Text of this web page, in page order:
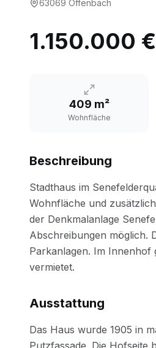
63069 Offenbach
1.150.000 €
409 m²
Wohnfläche
Beschreibung
Ausstattung